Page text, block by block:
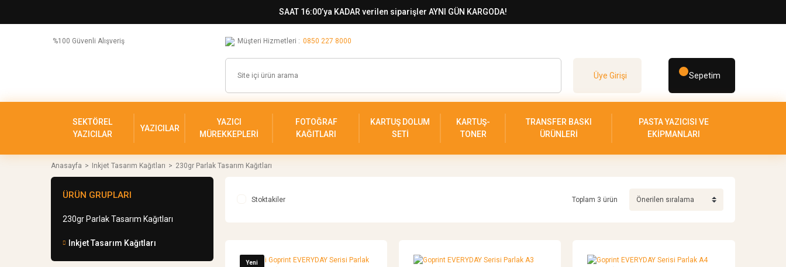
SAAT 16:00’ya KADAR verilen siparişler AYNI GÜN KARGODA!
%100 Güvenli Alışveriş Müşteri Hizmetleri : 0850 227 8000
Üye Girişi Sepetim
SEKTÖREL
YAZICILAR
YAZICILAR
YAZICI
MÜREKKEPLERİ
FOTOĞRAF
KAĞITLARI
KARTUŞ DOLUM
SETİ
KARTUŞ-
TONER
TRANSFER BASKI
ÜRÜNLERİ
PASTA YAZICISI VE
EKİPMANLARI
Anasayfa Inkjet Tasarım Kağıtları 230gr Parlak Tasarım Kağıtları
ÜRÜN GRUPLARI
230gr Parlak Tasarım Kağıtları
Inkjet Tasarım Kağıtları
Stoktakiler Toplam 3 ürün
Yeni